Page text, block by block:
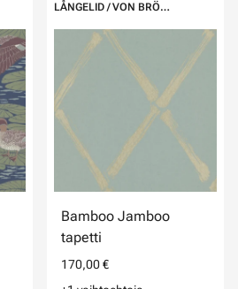
LÅNGELID / VON BRÖMSSEN
Bamboo Jamboo
tapetti
170,00 €